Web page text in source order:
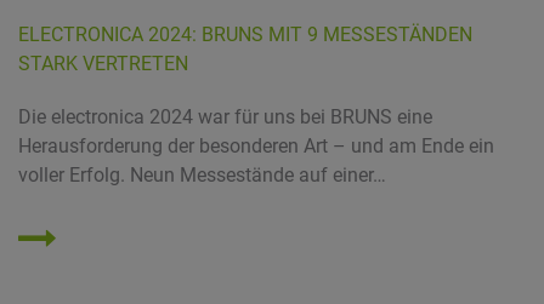
ELECTRONICA 2024: BRUNS MIT 9 MESSESTÄNDEN
STARK VERTRETEN
Die electronica 2024 war für uns bei BRUNS eine
Herausforderung der besonderen Art – und am Ende ein
voller Erfolg. Neun Messestände auf einer…